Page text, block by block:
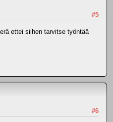
#5
ettei siihen tarvitse työntää
#6